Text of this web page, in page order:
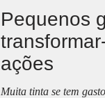
Pequenos
ações
Muita tinta se tem